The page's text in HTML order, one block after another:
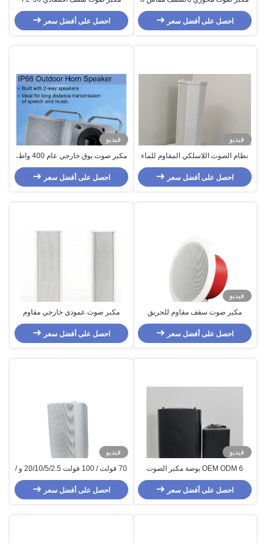
بوصة من طراز CL-308B، مكبر صوت
بنظام صوت عام (PA) من الحديد، مكبر
صوت اقتصادي بالسقف
احصل على أفضل سعر
مقاس 5 بوصات 100 فولت تصميم
مكبر صوت سقف PA
احصل على أفضل سعر
فيديو
نظام الصوت اللاسلكي المقاوم للماء
20 واط 2 حاسوب 4 بوصة ووفر 1
بوصة تويتر
احصل على أفضل سعر
فيديو
مكبر صوت بوق خارجي عام 400 واط،
8 أوم، IP66، مكبر صوت متحد المحور
15 بوصة
احصل على أفضل سعر
فيديو
مكبر صوت سقف مقاوم للحريق
EN54 6 واط قبة حمراء بيضاء مكبرات
صوت سقف PA 6 بوصة
احصل على أفضل سعر
مكبر صوت عمودي خارجي مقاوم
للماء IP44 عالي الدقة 50 واط 100
فولت نظام صوت عام من الألومنيوم
احصل على أفضل سعر
فيديو
OEM ODM 6 بوصة مكبر الصوت
الحائط 40w/8 أوم نظام PA للاستخدام
الداخلي الفصول الدراسية المكاتب
الفندق المطعم
احصل على أفضل سعر
فيديو
70 فولت / 100 فولت 20/10/5/2.5 و /
8 أوهم مكبر الصوت الحائط خيارات
طاقة متعددة متاحة OEM ODM
احصل على أفضل سعر